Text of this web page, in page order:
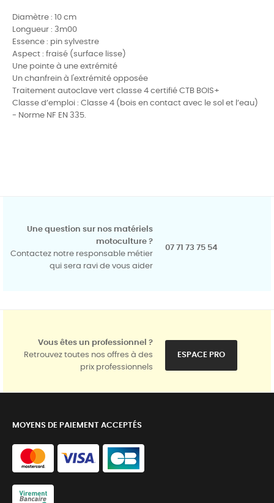
Diamètre : 10 cm
Longueur : 3m00
Essence : pin sylvestre
Aspect : fraisé (surface lisse)
Une pointe à une extrémité
Un chanfrein à l'extrémité opposée
Traitement autoclave vert classe 4 certifié CTB BOIS+
Classe d’emploi : Classe 4 (bois en contact avec le sol et l’eau)
- Norme NF EN 335.
Une question sur nos matériels
motoculture ?
Contactez notre responsable métier
qui sera ravi de vous aider
07 71 73 75 54
Vous êtes un professionnel ?
Retrouvez toutes nos offres à des
prix professionnels
ESPACE PRO
MOYENS DE PAIEMENT ACCEPTÉS